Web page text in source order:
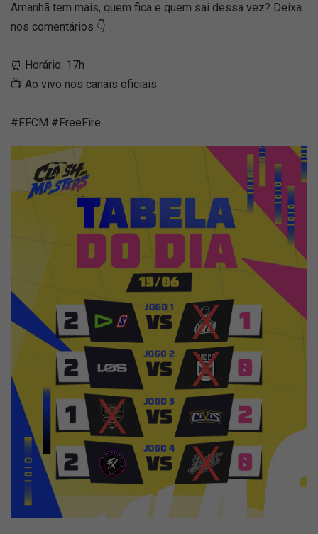
Amanhã tem mais, quem fica e quem sai dessa vez? Deixa
nos comentários 👇
⏰ Horário: 17h
📺 Ao vivo nos canais oficiais
#FFCM #FreeFire